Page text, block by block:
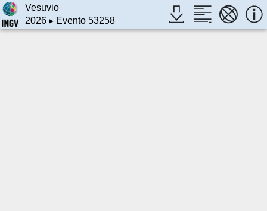
Vesuvio
2026▸ Evento 53258